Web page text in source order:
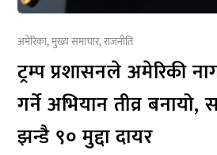
अमेरिका,मुख्य समाचार,राजनीति
ट्रम्प प्रशासनले अमेरिकी
गर्ने अभियान तीव्र
झन्डै ९० मुद्दा दायर